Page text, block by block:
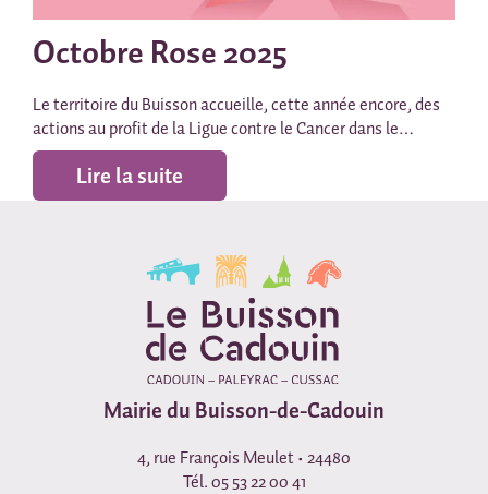
Octobre Rose 2025
Le territoire du Buisson accueille, cette année encore, des
actions au profit de la Ligue contre le Cancer dans le…
Lire la suite
Mairie du Buisson-de-Cadouin
4, rue François Meulet • 24480
Tél. 05 53 22 00 41